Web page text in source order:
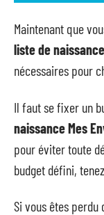
Maintenant que
liste de
nécessaires pour
Il faut se fixer un
naissance Mes
pour éviter toute
budget défini,
Si vous êtes perdu